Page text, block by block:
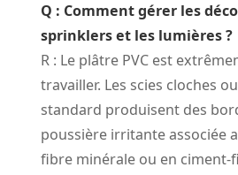
Q : Comment gérer les
sprinklers et les lumières ?
R : Le plâtre PVC est
travailler. Les scies cloches
standard produisent des
poussière irritante associée
fibre minérale ou en ciment-